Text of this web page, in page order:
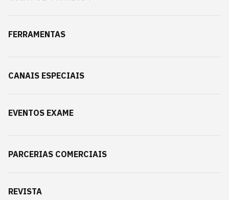
FERRAMENTAS
CANAIS ESPECIAIS
EVENTOS EXAME
PARCERIAS COMERCIAIS
REVISTA